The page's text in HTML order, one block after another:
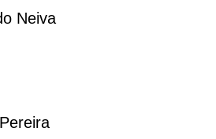
Neiva